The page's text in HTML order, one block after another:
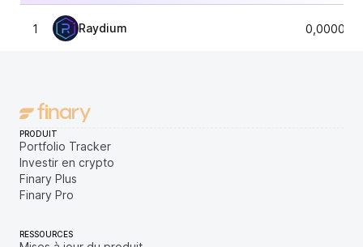
1 Raydium
PRODUIT
Portfolio Tracker
Investir en crypto
Finary Plus
Finary Pro
RESSOURCES